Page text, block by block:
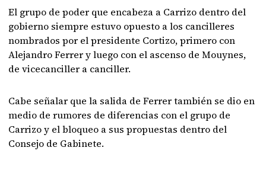
El grupo de poder que encabeza a Carrizo dentro del
gobierno siempre estuvo opuesto a los cancilleres
nombrados por el presidente Cortizo, primero con
Alejandro Ferrer y luego con el ascenso de Mouynes,
de vicecanciller a canciller.
Cabe señalar que la salida de Ferrer también se dio en
medio de rumores de diferencias con el grupo de
Carrizo y el bloqueo a sus propuestas dentro del
Consejo de Gabinete.